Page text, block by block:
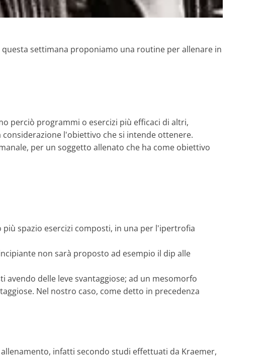
settimana proponiamo una routine per allenare in
perciò programmi o esercizi più efficaci di altri,
l'obiettivo che si intende ottenere.
per un soggetto allenato che ha come obiettivo
spazio esercizi composti, in una per l'ipertrofia
non sarà proposto ad esempio il dip alle
delle leve svantaggiose; ad un mesomorfo
Nel nostro caso, come detto in precedenza
infatti secondo studi effettuati da Kraemer,